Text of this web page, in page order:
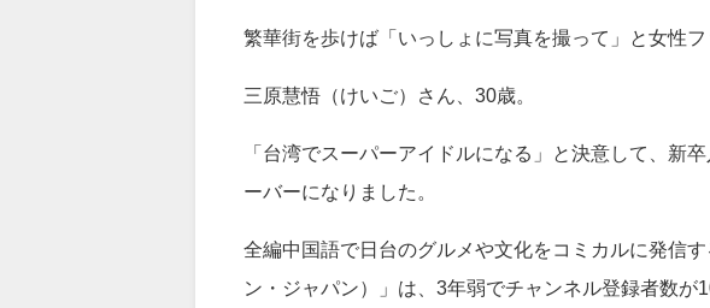
繁華街を歩けば「いっしょに写真を撮って」と女性フ
三原慧悟（けいご）さん、30歳。
「台湾でスーパーアイドルになる」と決意して、新
ーバーになりました。
全編中国語で日台のグルメや文化をコミカルに発信
ン・ジャパン）」は、3年弱でチャンネル登録者数が